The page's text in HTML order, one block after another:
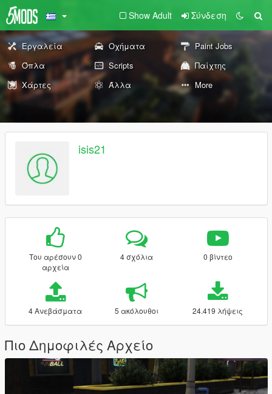
Show Adult Σύνδεση
Εργαλεία Οχήματα
Paint Jobs
Όπλα
Scripts
Παίχτης
Χάρτες
Άλλα More
isis21
Του αρέσουν 0
αρχεία
4 σχόλια 0 βίντεο
4 Ανεβάσματα 5 ακόλουθοι 24.419 λήψεις
Πιο Δημοφιλές Αρχείο